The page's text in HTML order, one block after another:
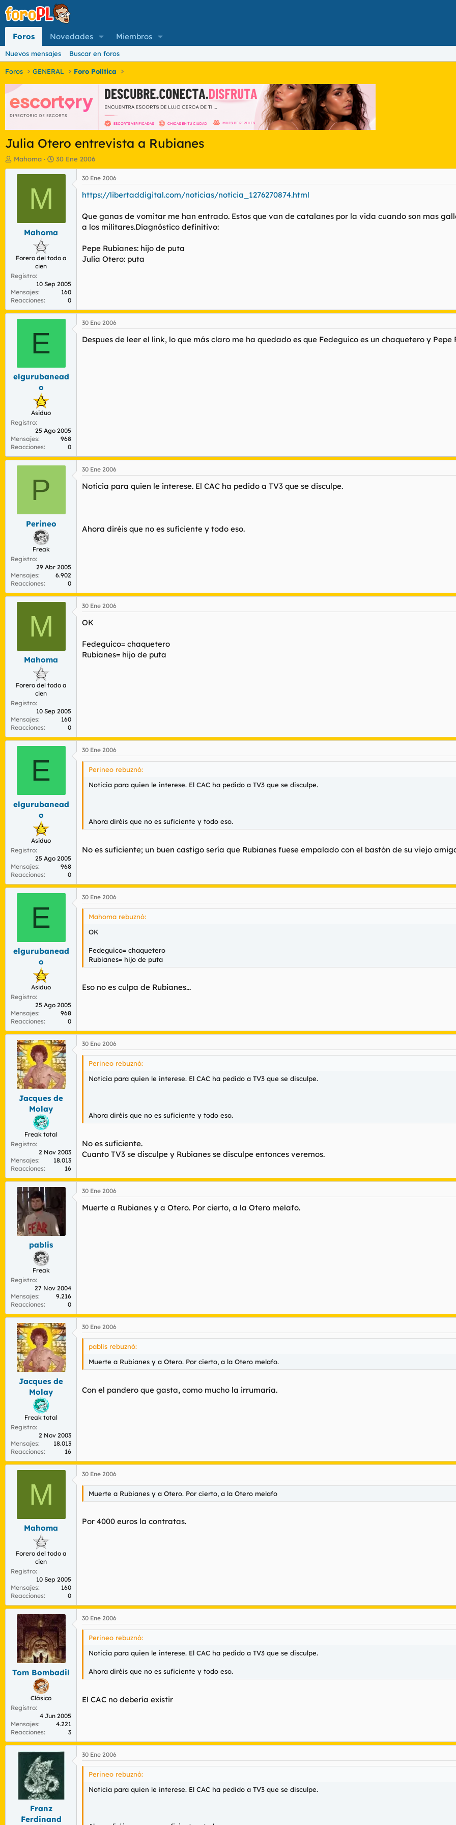
Foros Novedades Miembros
Nuevos mensajes Buscar en foros
Foros GENERAL Foro Política
Julia Otero entrevista a Rubianes
I
n
o
e
a
Mahoma
F
e
c
i
n
i
30 Ene 2006
M
Mahoma
Forero del todo a
cien
Registro
10 Sep 2005
Mensajes
160
Reacciones
0
30 Ene 2006
https://libertaddigital.com/noticias/noticia_1276270874.html
Que ganas de vomitar me han entrado. Estos que van de catalanes por la vida cuando son mas
a los militares.Diagnóstico definitivo:
Pepe Rubianes: hijo de puta
Julia Otero: puta
E
elgurubanead
o
Asiduo
Registro
25 Ago 2005
Mensajes
968
Reacciones
0
30 Ene 2006
Despues de leer el link, lo que más claro me ha quedado es que Fedeguico es un chaquetero y Pepe
P
Perineo
Freak
Registro
29 Abr 2005
Mensajes
6.902
Reacciones
0
30 Ene 2006
Noticia para quien le interese. El CAC ha pedido a TV3 que se disculpe.
Ahora diréis que no es suficiente y todo eso.
M
Mahoma
Forero del todo a
cien
Registro
10 Sep 2005
Mensajes
160
Reacciones
0
30 Ene 2006
OK
Fedeguico= chaquetero
Rubianes= hijo de puta
E
elgurubanead
o
Asiduo
Registro
25 Ago 2005
Mensajes
968
Reacciones
0
30 Ene 2006
Perineo rebuznó:
Noticia para quien le interese. El CAC ha pedido a TV3 que se disculpe.
Ahora diréis que no es suficiente y todo eso.
No es suficiente; un buen castigo sería que Rubianes fuese empalado con el bastón de su viejo
E
elgurubanead
o
Asiduo
Registro
25 Ago 2005
Mensajes
968
Reacciones
0
30 Ene 2006
Mahoma rebuznó:
OK
Fedeguico= chaquetero
Rubianes= hijo de puta
Eso no es culpa de Rubianes...
Jacques de
Molay
Freak total
Registro
2 Nov 2003
Mensajes
18.013
Reacciones
16
30 Ene 2006
Perineo rebuznó:
Noticia para quien le interese. El CAC ha pedido a TV3 que se disculpe.
Ahora diréis que no es suficiente y todo eso.
No es suficiente.
Cuanto TV3 se disculpe y Rubianes se disculpe entonces veremos.
pablis
Freak
Registro
27 Nov 2004
Mensajes
9.216
Reacciones
0
30 Ene 2006
Muerte a Rubianes y a Otero. Por cierto, a la Otero melafo.
Jacques de
Molay
Freak total
Registro
2 Nov 2003
Mensajes
18.013
Reacciones
16
30 Ene 2006
pablis rebuznó:
Muerte a Rubianes y a Otero. Por cierto, a la Otero melafo.
Con el pandero que gasta, como mucho la irrumaría.
M
Mahoma
Forero del todo a
cien
Registro
10 Sep 2005
Mensajes
160
Reacciones
0
30 Ene 2006
Muerte a Rubianes y a Otero. Por cierto, a la Otero melafo
Por 4000 euros la contratas.
Tom Bombadil
Clásico
Registro
4 Jun 2005
Mensajes
4.221
Reacciones
3
30 Ene 2006
Perineo rebuznó:
Noticia para quien le interese. El CAC ha pedido a TV3 que se disculpe.
Ahora diréis que no es suficiente y todo eso.
El CAC no debería existir
Franz
Ferdinand
30 Ene 2006
Perineo rebuznó:
Noticia para quien le interese. El CAC ha pedido a TV3 que se disculpe.